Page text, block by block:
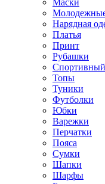
Нарядная
Платья
Принт
Рубашки
Топы
Туники
Футболки
Юбки
Варежки
Перчатки
Пояса
Сумки
Шапки
Шарфы